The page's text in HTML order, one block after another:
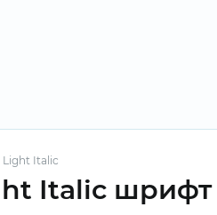
Light Italic
Italic шрифт